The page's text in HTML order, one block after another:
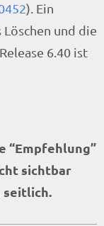
). Ein
und die
6.40 ist
“Empfehlung”
sichtbar
seitlich.